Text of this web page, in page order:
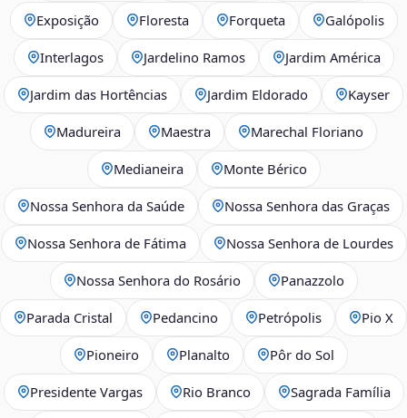
Exposição Floresta Forqueta Galópolis
Interlagos Jardelino Ramos Jardim América
Jardim das Hortências Jardim Eldorado Kayser
Madureira Maestra Marechal Floriano
Medianeira Monte Bérico
Nossa Senhora da Saúde Nossa Senhora das Graças
Nossa Senhora de Fátima Nossa Senhora de Lourdes
Nossa Senhora do Rosário Panazzolo
Parada Cristal Pedancino Petrópolis Pio X
Pioneiro Planalto Pôr do Sol
Presidente Vargas Rio Branco Sagrada Família